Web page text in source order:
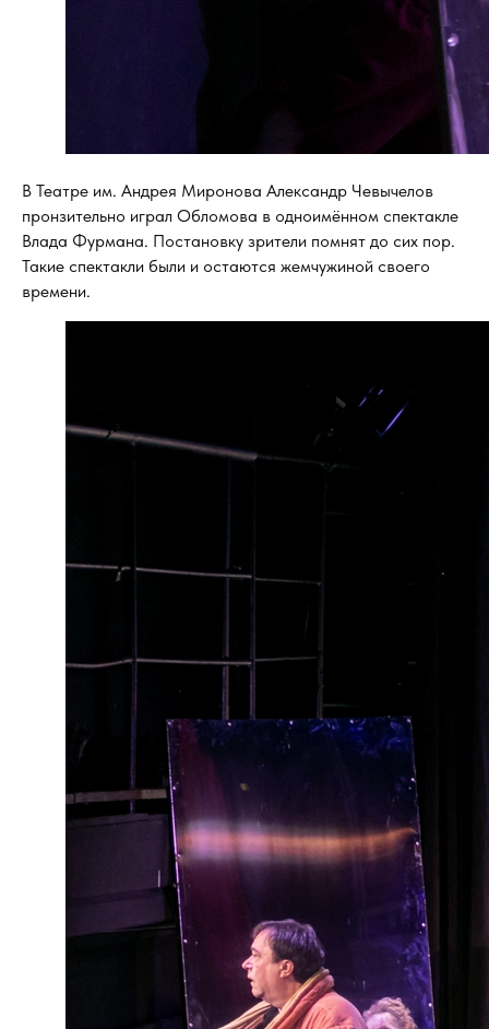
В Театре им. Андрея Миронова Александр Чевычелов
пронзительно играл Обломова в одноимённом спектакле
Влада Фурмана. Постановку зрители помнят до сих пор.
Такие спектакли были и остаются жемчужиной своего
времени.